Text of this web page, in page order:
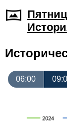
06:00